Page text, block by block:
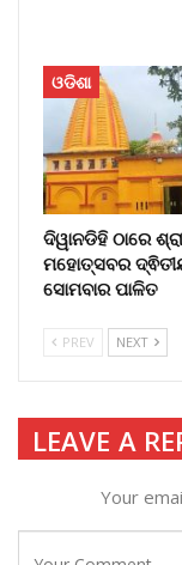
ଓଡିଶା
ଦିୱାନଡିହି ଠାରେ
ମହୋତ୍ସବର
ସୋମବାର ପାଳିତ
PREV NEXT
LEAVE A
Your